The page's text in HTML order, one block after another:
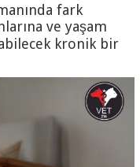
fark
ve yaşam
kronik bir